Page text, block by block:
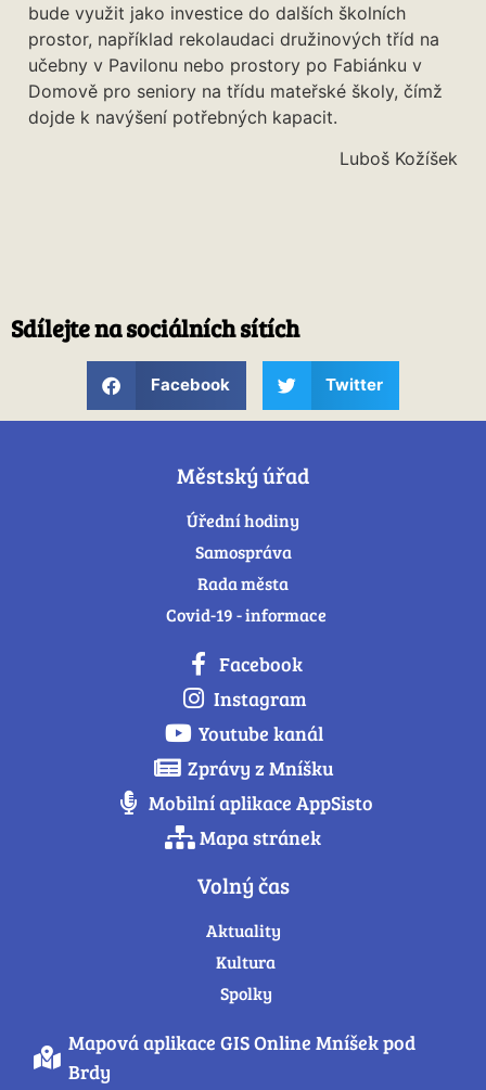
bude využit jako investice do dalších školních
prostor, například rekolaudaci družinových tříd na
učebny v Pavilonu nebo prostory po Fabiánku v
Domově pro seniory na třídu mateřské školy, čímž
dojde k navýšení potřebných kapacit.
Luboš Kožíšek
Sdílejte na sociálních sítích
Facebook Twitter
Městský úřad
Úřední hodiny
Samospráva
Rada města
Covid-19 - informace
Facebook
Instagram
Youtube kanál
Zprávy z Mníšku
Mobilní aplikace AppSisto
Mapa stránek
Volný čas
Aktuality
Kultura
Spolky
Mapová aplikace GIS Online Mníšek pod
Brdy